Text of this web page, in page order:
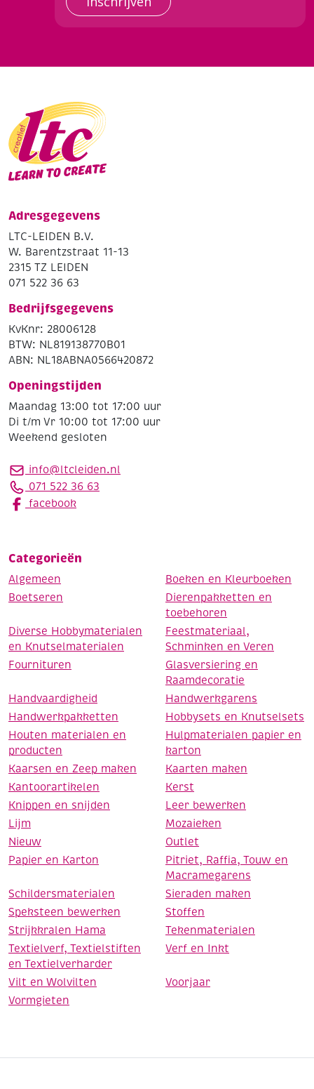
Adresgegevens
LTC-LEIDEN B.V.
W. Barentzstraat 11-13
2315 TZ LEIDEN
071 522 36 63
Bedrijfsgegevens
KvKnr: 28006128
BTW: NL819138770B01
ABN: NL18ABNA0566420872
Openingstijden
Maandag 13:00 tot 17:00 uur
Di t/m Vr 10:00 tot 17:00 uur
Weekend gesloten
info@ltcleiden.nl
071 522 36 63
facebook
Categorieën
Algemeen
Boeken en Kleurboeken
Boetseren
Dierenpakketten en
toebehoren
Diverse Hobbymaterialen
en Knutselmaterialen
Feestmateriaal,
Schminken en Veren
Fournituren
Glasversiering en
Raamdecoratie
Handvaardigheid
Handwerkgarens
Handwerkpakketten
Hobbysets en Knutselsets
Houten materialen en
producten
Hulpmaterialen papier en
karton
Kaarsen en Zeep maken
Kaarten maken
Kantoorartikelen
Kerst
Knippen en snijden
Leer bewerken
Lijm
Mozaieken
Nieuw
Outlet
Papier en Karton
Pitriet, Raffia, Touw en
Macramegarens
Schildersmaterialen
Sieraden maken
Speksteen bewerken
Stoffen
Strijkkralen Hama
Tekenmaterialen
Textielverf, Textielstiften
en Textielverharder
Verf en Inkt
Vilt en Wolvilten
Voorjaar
Vormgieten